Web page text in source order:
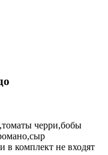
черри,бобы
в комплект не входят